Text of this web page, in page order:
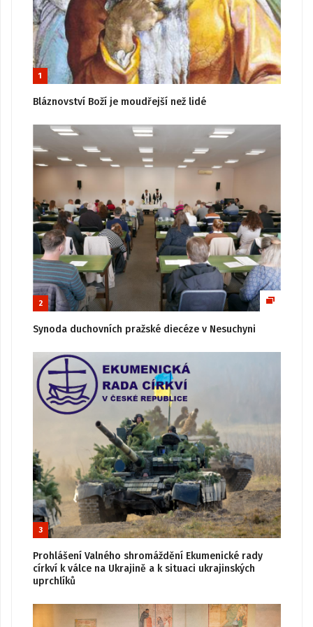
1
Bláznovství Boží je moudřejší než lidé
2
Synoda duchovních pražské diecéze v Nesuchyni
3
Prohlášení Valného shromáždění Ekumenické rady
církví k válce na Ukrajině a k situaci ukrajinských
uprchlíků